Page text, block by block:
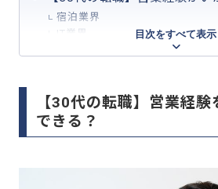
宿泊業界
IT業界
営業から転職したい30代は強
洗い出しをしてみよう！
【無料】今の職場はブラック
目次をすべて表示
【30代の転職】営業経
できる？